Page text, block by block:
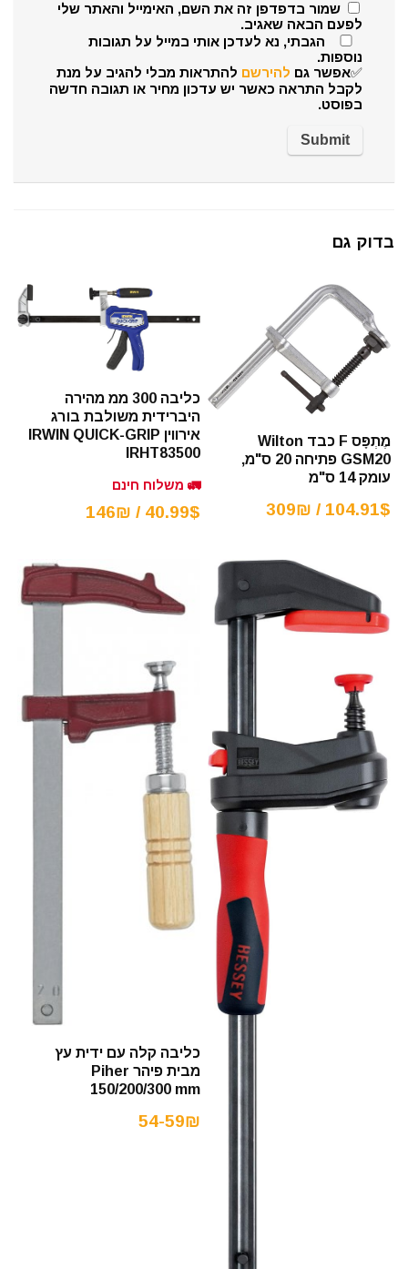
שמור בדפדפן זה את השם, האימייל והאתר שלי
לפעם הבאה שאגיב.
הגבתי, נא לעדכן אותי במייל על תגובות
נוספות.
✅אפשר גם להירשם להתראות מבלי להגיב על מנת
לקבל התראה כאשר יש עדכון מחיר או תגובה חדשה
בפוסט.
בדוק גם
מֶתְפָּס F כבד Wilton
GSM20 פתיחה 20 ס"מ,
עומק 14 ס"מ
104.91$ / 309₪
כליבה 300 ממ מהירה
היברידית משולבת בורג
אירווין IRWIN QUICK-GRIP
IRHT83500
🚛 משלוח חינם
40.99$ / 146₪
כליבה קלה עם ידית עץ
מבית פיהר Piher
150/200/300 mm
54-59₪